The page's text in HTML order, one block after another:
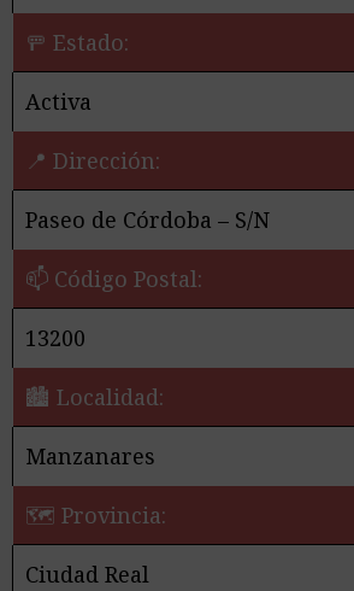
🚥 Estado:
Activa
📍 Dirección:
Paseo de Córdoba – S/N
📫 Código Postal:
13200
🏙️ Localidad:
Manzanares
🗺 Provincia:
Ciudad Real